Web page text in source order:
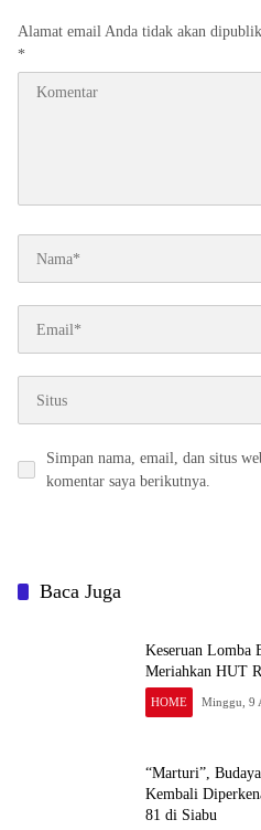
Alamat email Anda tidak akan
*
Simpan nama, email, dan situs
komentar saya berikutnya.
Baca Juga
Keseruan Lomba
Meriahkan HUT
HOME Minggu, 9
“Marturi”,
Kembali
81 di Siabu